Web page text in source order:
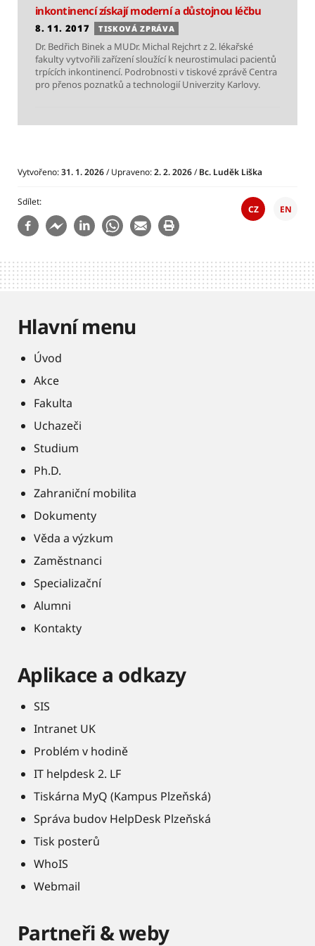
inkontinencí získají moderní a důstojnou léčbu
8. 11. 2017 TISKOVÁ ZPRÁVA
Dr. Bedřich Binek a MUDr. Michal Rejchrt z 2. lékařské
fakulty vytvořili zařízení sloužící k neurostimulaci pacientů
trpících inkontinencí. Podrobnosti v tiskové zprávě Centra
pro přenos poznatků a technologií Univerzity Karlovy.
Vytvořeno:31. 1. 2026/ Upraveno:2. 2. 2026/Bc. Luděk Liška
Sdílet
CZ EN
Hlavní menu
Úvod
Akce
Fakulta
Uchazeči
Studium
Ph.D.
Zahraniční mobilita
Dokumenty
Věda a výzkum
Zaměstnanci
Specializační
Alumni
Kontakty
Aplikace a odkazy
SIS
Intranet UK
Problém v hodině
IT helpdesk 2. LF
Tiskárna MyQ (Kampus Plzeňská)
Správa budov HelpDesk Plzeňská
Tisk posterů
WhoIS
Webmail
Partneři & weby